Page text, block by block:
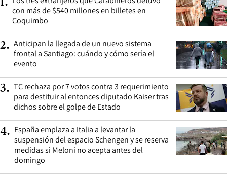
1.
con más de $540 millones en billetes en
Coquimbo
2. Anticipan la llegada de un nuevo sistema
frontal a Santiago: cuándo y cómo sería el
evento
3. TC rechaza por 7 votos contra 3 requerimiento
para destituir al entonces diputado Kaiser tras
dichos sobre el golpe de Estado
4. España emplaza a Italia a levantar la
suspensión del espacio Schengen y se reserva
medidas si Meloni no acepta antes del
domingo